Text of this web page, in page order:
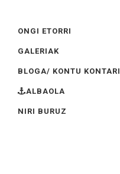
ONGI ETORRI
GALERIAK
BLOGA/ KONTU KONTARI
ALBAOLA
NIRI BURUZ